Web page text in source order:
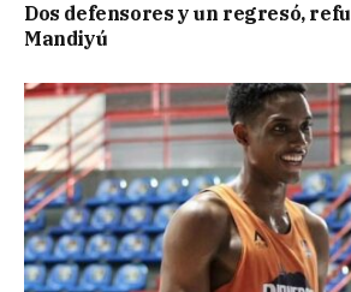
Dos defensores y un regresó,
Mandiyú